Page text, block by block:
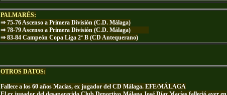
PALMARÉS:
⇒ 75-76 Ascenso a Primera División (C.D. Málaga)
⇒ 78-79 Ascenso a Primera División (C.D. Málaga)
⇒ 83-84 Campeón Copa Liga 2ª B (CD Antequerano)
OTROS DATOS:
Fallece a los 60 años Macías, ex jugador del CD Málaga. EFE/MÁLAGA